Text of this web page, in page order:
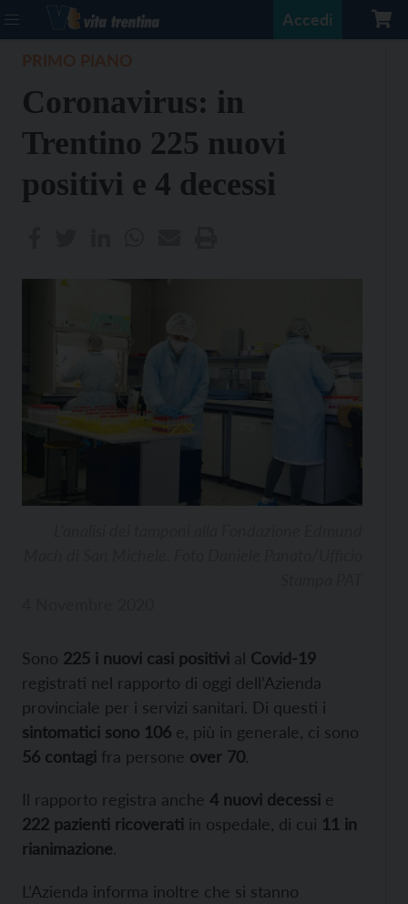
Accedi
Coronavirus: in
Trentino 225 nuovi
positivi e 4 decessi
Sono 225 i nuovi casi positivi al Covid-19
registrati nel rapporto di oggi dell’Azienda
provinciale per i servizi sanitari. Di questi i
sintomatici sono 106 e, più in generale, ci sono
56 contagi fra persone over 70.
Il rapporto registra anche 4 nuovi decessi e
222 pazienti ricoverati in ospedale, di cui 11 in
rianimazione.
L’Azienda informa inoltre che si stanno